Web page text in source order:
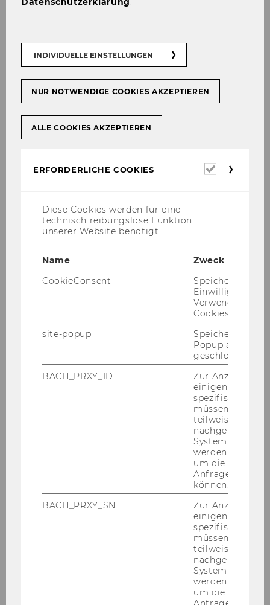
INDIVIDUELLE EINSTELLUNGEN
NUR NOTWENDIGE COOKIES AKZEPTIEREN
ALLE COOKIES AKZEPTIEREN
ERFORDERLICHE COOKIES
Diese Cookies werden für eine
technisch reibungslose Funktion
unserer Website benötigt.
Name
Zweck
CookieConsent
Speichert Ihre
Einwilligung zur
Verwendung von
Cookies.
site-popup
Speichert ob ein
Popup
geschlossen
BACH_PRXY_ID
Zur Anzeige von
einigen WU-
spezifischen
müssen
teilweise von
nachgelagerten
System
werden.
um die Antwort
Anfrage
können.
BACH_PRXY_SN
Zur Anzeige von
einigen WU-
spezifischen
müssen
teilweise von
nachgelagerten
System
werden.
um die Antwort